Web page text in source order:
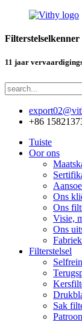
Filterstelselkenner
11 jaar
+86
Tuiste
Oor ons
Ons
Ons
Visie,
Ons
Filterstelsel
Sak